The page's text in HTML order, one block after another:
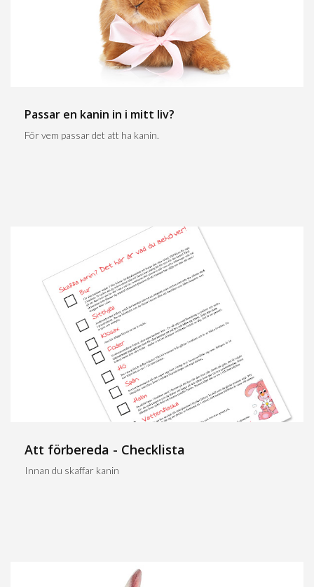
Passar en kanin in i mitt liv?
För vem passar det att ha kanin.
Att förbereda - Checklista
Innan du skaffar kanin